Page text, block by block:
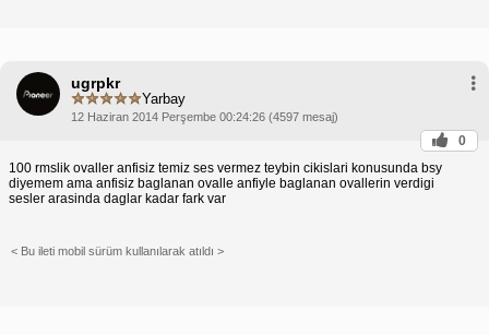
ugrpkr
Yarbay
12 Haziran 2014 Perşembe 00:24:26 (4597 mesaj)
0
100 rmslik ovaller anfisiz temiz ses vermez teybin cikislari konusunda bsy
diyemem ama anfisiz baglanan ovalle anfiyle baglanan ovallerin verdigi
sesler arasinda daglar kadar fark var
< Bu ileti mobil sürüm kullanılarak atıldı >